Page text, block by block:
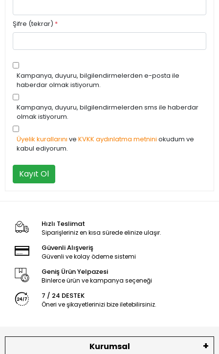
Şifre (tekrar) *
Kampanya, duyuru, bilgilendirmelerden e-posta ile
haberdar olmak istiyorum.
Kampanya, duyuru, bilgilendirmelerden sms ile haberdar
olmak istiyorum.
Üyelik kurallarını ve KVKK aydınlatma metnini okudum ve
kabul ediyorum.
Kayıt Ol
Hızlı Teslimat
Siparişleriniz en kısa sürede elinize ulaşır.
Güvenli Alışveriş
Güvenli ve kolay ödeme sistemi
Geniş Ürün Yelpazesi
Binlerce ürün ve kampanya seçeneği
7 / 24 DESTEK
Öneri ve şikayetlerinizi bize iletebilirsiniz.
Kurumsal